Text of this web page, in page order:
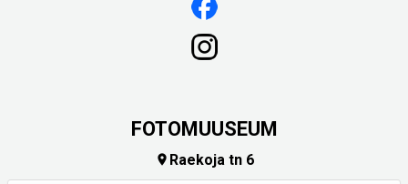
FOTOMUUSEUM
 Raekoja tn 6